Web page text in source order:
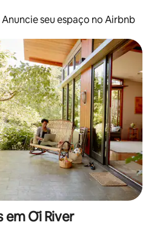
Anuncie seu espaço no Airbnb
em Ōi River